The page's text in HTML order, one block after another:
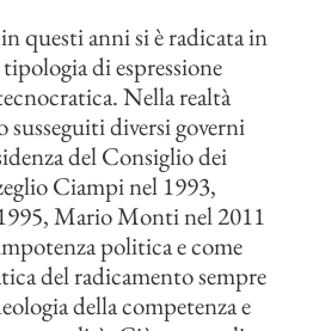
questi anni si è radicata in
di espressione
Nella realtà
susseguiti diversi governi
del Consiglio dei
Ciampi nel 1993,
Mario Monti nel 2011
politica e come
del radicamento sempre
della competenza e